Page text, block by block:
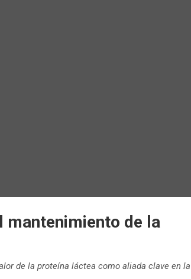
mantenimiento de la
de la proteína láctea como aliada clave en la